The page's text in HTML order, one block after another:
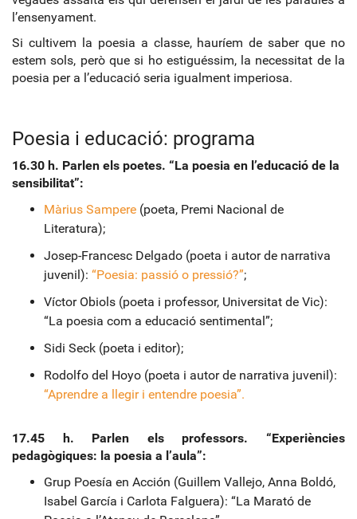
l’ensenyament.
Si cultivem la poesia a classe, hauríem de saber que no
estem sols, però que si ho estiguéssim, la necessitat de la
poesia per a l’educació seria igualment imperiosa.
Poesia i educació: programa
16.30 h. Parlen els poetes. “La poesia en l’educació de la
sensibilitat”:
Màrius Sampere (poeta, Premi Nacional de
Literatura);
Josep-Francesc Delgado (poeta i autor de narrativa
juvenil): “Poesia: passió o pressió?”;
Víctor Obiols (poeta i professor, Universitat de Vic):
“La poesia com a educació sentimental”;
Sidi Seck (poeta i editor);
Rodolfo del Hoyo (poeta i autor de narrativa juvenil):
“Aprendre a llegir i entendre poesia”.
17.45 h. Parlen els professors. “Experiències
pedagògiques: la poesia a l’aula”:
Grup Poesía en Acción (Guillem Vallejo, Anna Boldó,
Isabel García i Carlota Falguera): “La Marató de